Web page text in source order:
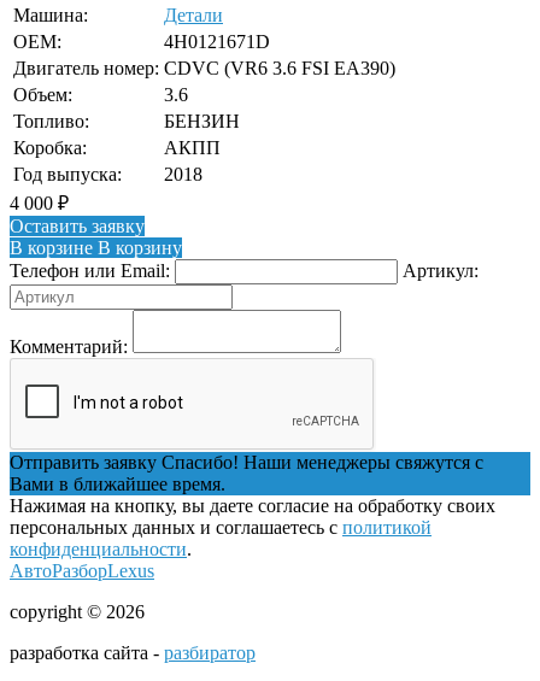
Машина:
Детали
OEM:
4H0121671D
Двигатель номер: CDVC (VR6 3.6 FSI EA390)
Объем:
3.6
Топливо:
БЕНЗИН
Коробка:
АКПП
Год выпуска:
2018
4 000 ₽
Оставить заявку
В корзине В корзину
Телефон или Email:
Артикул:
Комментарий:
Отправить заявку Спасибо! Наши менеджеры свяжутся с
Вами в ближайшее время.
Нажимая на кнопку, вы даете согласие на обработку своих
персональных данных и соглашаетесь с политикой
конфиденциальности.
АвтоРазборLexus
copyright © 2026
разработка сайта - разбиратор